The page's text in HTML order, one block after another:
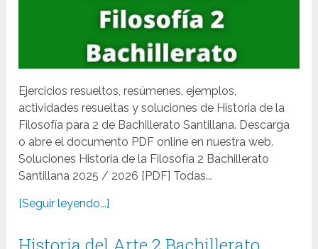
Ejercicios resueltos, resúmenes, ejemplos,
actividades resueltas y soluciones de Historia de la
Filosofía para 2 de Bachillerato Santillana. Descarga
o abre el documento PDF online en nuestra web.
Soluciones Historia de la Filosofía 2 Bachillerato
Santillana 2025 / 2026 [PDF] Todas...
[Seguir leyendo...]